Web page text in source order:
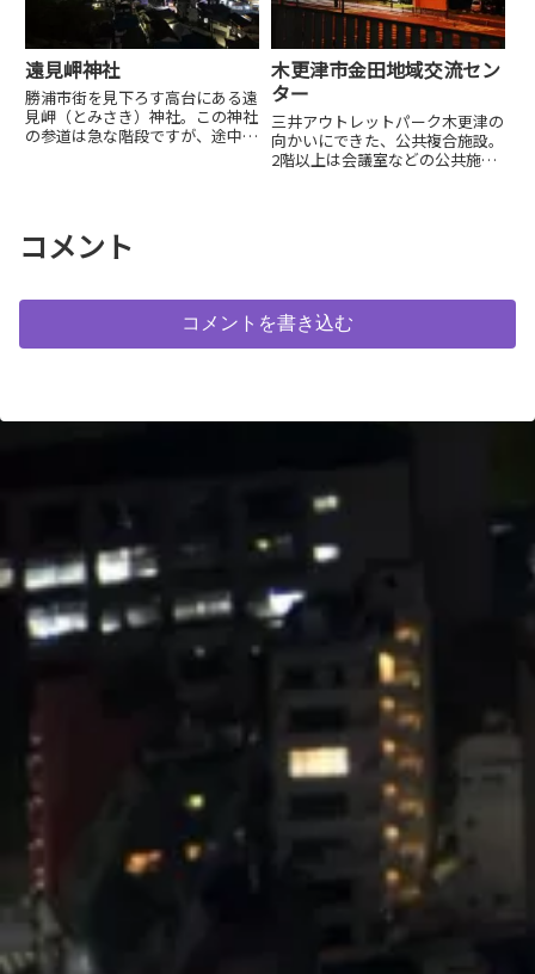
遠見岬神社
勝浦市街を見下ろす高台にある遠
見岬（とみさき）神社。この神社
の参道は急な階段ですが、途中か
木更津市金田地域交流セン
ター
三井アウトレットパーク木更津の
向かいにできた、公共複合施設。
2階以上は会議室などの公共施設
コメント
コメントを書き込む